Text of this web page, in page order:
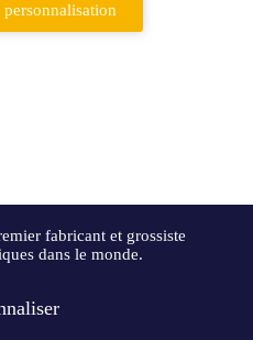
fabricant et grossiste
dans le monde.